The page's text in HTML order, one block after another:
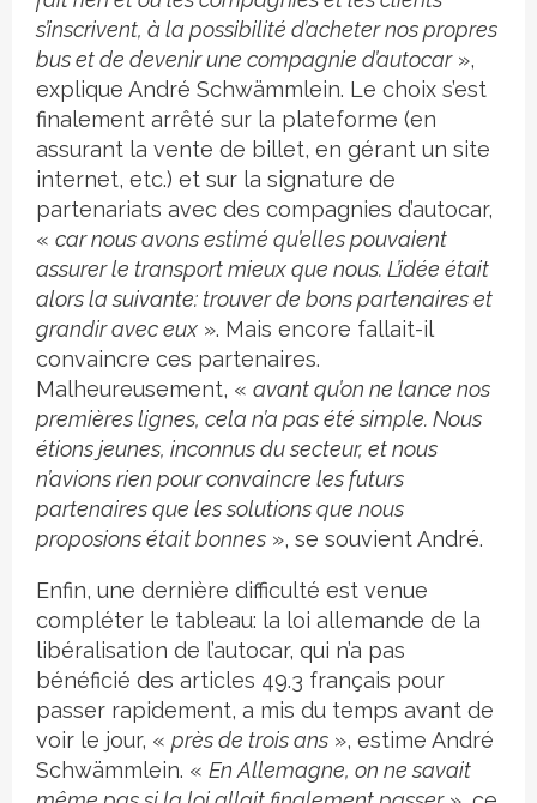
s’inscrivent, à la possibilité d’acheter nos propres
bus et de devenir une compagnie d’autocar»,
explique André Schwämmlein. Le choix s’est
finalement arrêté sur la plateforme (en
assurant la vente de billet, en gérant un site
internet, etc.) et sur la signature de
partenariats avec des compagnies d’autocar,
« car nous avons estimé qu’elles pouvaient
assurer le transport mieux que nous. L’idée était
alors la suivante: trouver de bons partenaires et
grandir avec eux ». Mais encore fallait-il
convaincre ces partenaires.
Malheureusement, « avant qu’on ne lance nos
premières lignes, cela n’a pas été simple. Nous
étions jeunes, inconnus du secteur, et nous
n’avions rien pour convaincre les futurs
partenaires que les solutions que nous
proposions était bonnes », se souvient André.
Enfin, une dernière difficulté est venue
compléter le tableau: la loi allemande de la
libéralisation de l’autocar, qui n’a pas
bénéficié des articles 49.3 français pour
passer rapidement, a mis du temps avant de
voir le jour, « près de trois ans », estime André
Schwämmlein. « En Allemagne, on ne savait